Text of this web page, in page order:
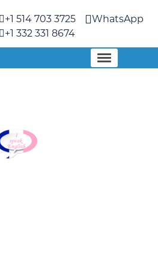
+1 514 703 3725
+1 332 331 8674
WhatsApp